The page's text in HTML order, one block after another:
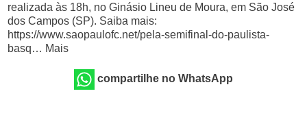
realizada às 18h, no Ginásio Lineu de Moura, em São José
dos Campos (SP). Saiba mais:
https://www.saopaulofc.net/pela-semifinal-do-paulista-
basq… Mais
compartilhe no WhatsApp